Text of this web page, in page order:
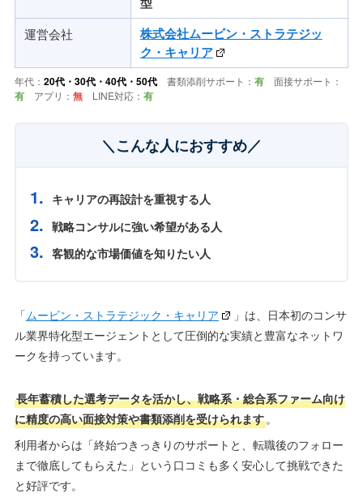
運営会社
株式会社ムービン・ストラテジッ
ク・キャリア
年代： 20代・30代・40代・50代書類添削サポート： 有面接サポート：
有アプリ： 無LINE対応： 有
＼こんな人におすすめ／
キャリアの再設計を重視する人
戦略コンサルに強い希望がある人
客観的な市場価値を知りたい人
「ムービン・ストラテジック・キャリア
」は、日本初のコンサ
ル業界特化型エージェントとして圧倒的な実績と豊富なネットワ
ークを持っています。
長年蓄積した選考データを活かし、戦略系・総合系ファーム向け
に精度の高い面接対策や書類添削を受けられます。
利用者からは「終始つきっきりのサポートと、転職後のフォロー
まで徹底してもらえた」という口コミも多く安心して挑戦できた
と好評です。